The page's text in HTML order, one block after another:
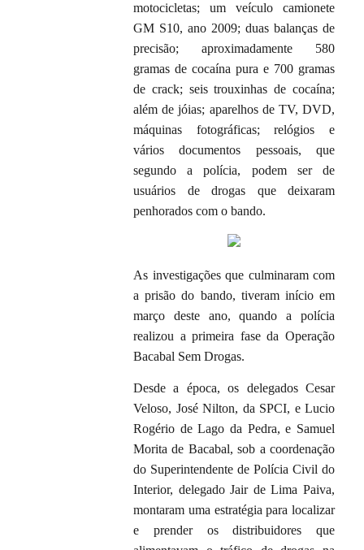
motocicletas; um veículo camionete
GM S10, ano 2009; duas balanças de
precisão; aproximadamente 580
gramas de cocaína pura e 700 gramas
de crack; seis trouxinhas de cocaína;
além de jóias; aparelhos de TV, DVD,
máquinas fotográficas; relógios e
vários documentos pessoais, que
segundo a polícia, podem ser de
usuários de drogas que deixaram
penhorados com o bando.
As investigações que culminaram com
a prisão do bando, tiveram início em
março deste ano, quando a polícia
realizou a primeira fase da Operação
Bacabal Sem Drogas.
Desde a época, os delegados Cesar
Veloso, José Nilton, da SPCI, e Lucio
Rogério de Lago da Pedra, e Samuel
Morita de Bacabal, sob a coordenação
do Superintendente de Polícia Civil do
Interior, delegado Jair de Lima Paiva,
montaram uma estratégia para localizar
e prender os distribuidores que